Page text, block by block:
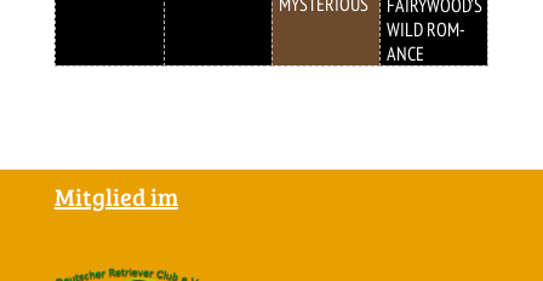
FAIRY­WOOD’S
WILD ROM­
ANCE
Mitglied im